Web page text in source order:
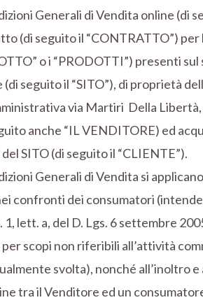
Generali di Vendita online (di
(di seguito il “CONTRATTO”)
o i “PRODOTTI”) presenti sul
seguito il “SITO”), di proprietà
via Martiri Della Libertà,
anche “IL VENDITORE) ed
SITO (di seguito il “CLIENTE”).
Generali di Vendita si
confronti dei consumatori
1, lett. a, del D. Lgs. 6 settembre
scopi non riferibili all’attività
svolta), nonché all’inoltro e
tra il Venditore ed un